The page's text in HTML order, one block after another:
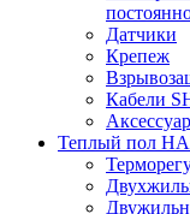
Датчики
Крепеж
Кабели
Теплый пол